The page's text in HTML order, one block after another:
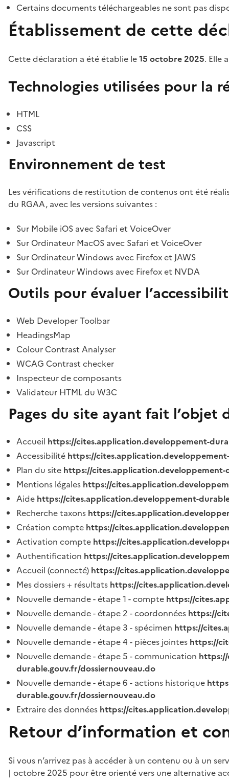
Certains documents téléchargeables ne sont pas
Établissement de cette
Cette déclaration a été établie le15 octobre 2025. Elle
Technologies utilisées pour la
HTML
CSS
Javascript
Environnement de test
Les vérifications de restitution de contenus ont été
du RGAA, avec les versions suivantes :
Sur Mobile iOS avec Safari et VoiceOver
Sur Ordinateur MacOS avec Safari et VoiceOver
Sur Ordinateur Windows avec Firefox et JAWS
Sur Ordinateur Windows avec Firefox et NVDA
Outils pour évaluer
Web Developer Toolbar
HeadingsMap
Colour Contrast Analyser
WCAG Contrast checker
Inspecteur de composants
Validateur HTML du W3C
Pages du site ayant fait
Accueil https://cites.application.developpement-
Accessibilité https://
Plan du site https://
Mentions légales https://
Aide https://cites.application.developpement-
Recherche taxons https://
Création compte https://
Activation compte https://
Authentification https://
Accueil (connecté) https://
Mes dossiers + résultats https://
Nouvelle demande - étape 1 - compte https://
Nouvelle demande - étape 2 - coordonnées https://
Nouvelle demande - étape 3 - spécimen https://
Nouvelle demande - étape 4 - pièces jointes https://
Nouvelle demande - étape 5 - communication
durable.gouv.fr/dossiernouveau.do
Nouvelle demande - étape 6 - actions historique
durable.gouv.fr/dossiernouveau.do
Extraire des données https://
Retour d’information et
Si vous n’arrivez pas à accéder à un contenu ou à un
| octobre 2025 pour être orienté vers une alternative